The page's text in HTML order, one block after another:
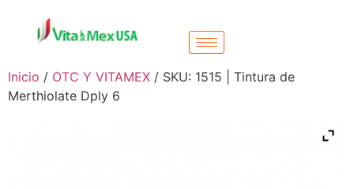
Inicio / OTC Y VITAMEX / SKU: 1515 | Tintura de
Merthiolate Dply 6